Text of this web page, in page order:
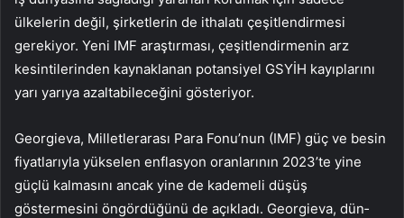
ülkelerin değil, şirket­lerin de ithalatı çeşitlendirmesi
gerekiyor. Yeni IMF araştırma­sı, çeşitlendirmenin arz
kesinti­lerinden kaynaklanan potansi­yel GSYİH kayıplarını
yarı yarıya azaltabileceğini gösteriyor.
Georgieva, Milletlerarası Pa­ra Fonu’nun (IMF) güç ve besin
fiyatlarıyla yükselen enflasyon oranlarının 2023’te yine
güçlü kalmasını ancak yine de kademe­li düşüş
göstermesini öngördü­ğünü de açıkladı. Georgieva, dün­